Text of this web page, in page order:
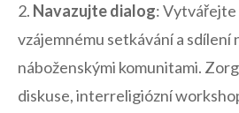
2. Navazujte dialog:
⁣vzájemnému⁤ setkávání ‌a ⁢sdílení
náboženskými komunitami.
diskuse, interreligiózní‌